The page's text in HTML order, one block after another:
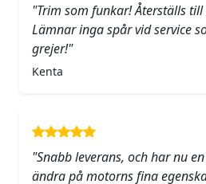
"Trim som funkar! Återställs
Lämnar inga spår vid service
grejer!"
Kenta
"Snabb leverans, och har nu
ändra på motorns fina